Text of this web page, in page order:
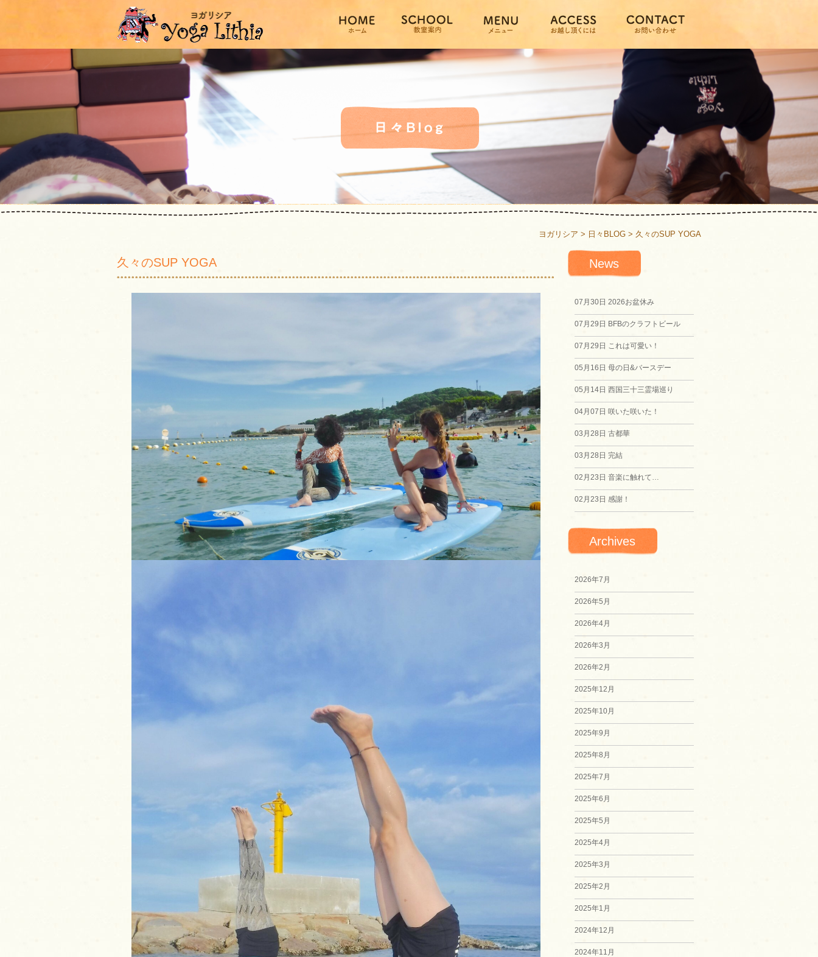
ヨガリシア > 日々BLOG > 久々のSUP YOGA
久々のSUP YOGA News
07月30日 2026お盆休み
07月29日 BFBのクラフトビール
07月29日 これは可愛い！
05月16日 母の日&バースデー
05月14日 西国三十三霊場巡り
04月07日 咲いた咲いた！
03月28日 古都華
03月28日 完結
02月23日 音楽に触れて…
02月23日 感謝！
Archives
2026年7月
2026年5月
2026年4月
2026年3月
2026年2月
2025年12月
2025年10月
2025年9月
2025年8月
2025年7月
2025年6月
2025年5月
2025年4月
2025年3月
2025年2月
2025年1月
2024年12月
2024年11月